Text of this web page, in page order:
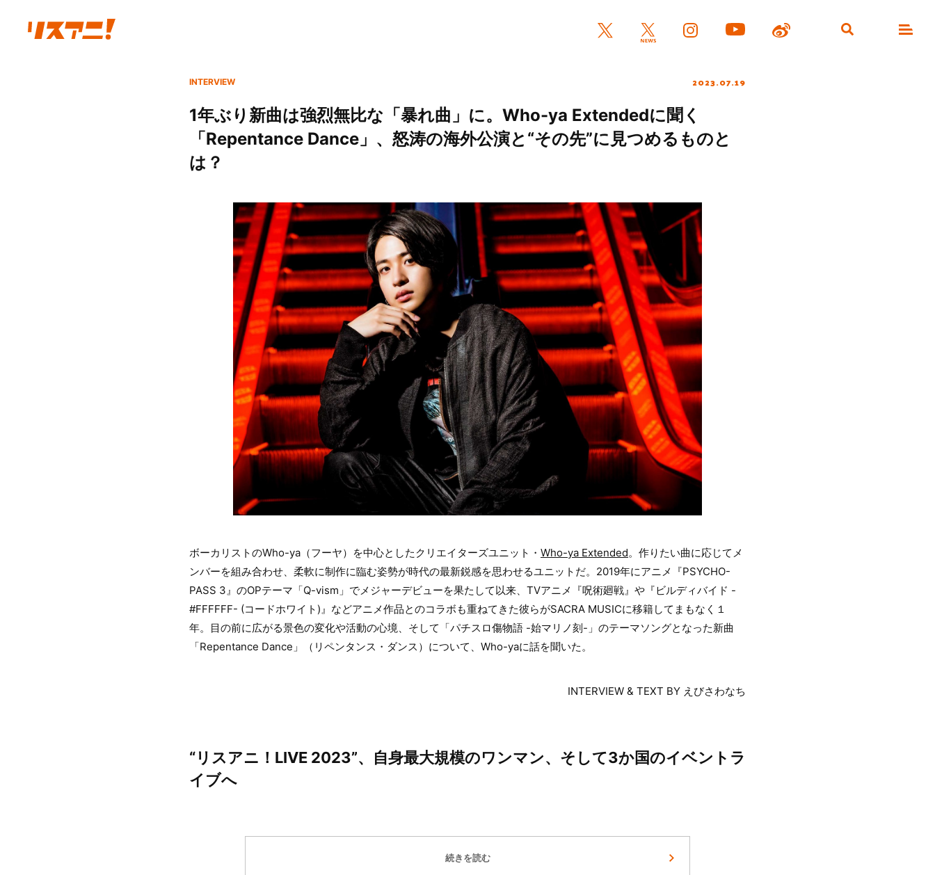
INTERVIEW 2023.07.19
1年ぶり新曲は強烈無比な「暴れ曲」に。Who-ya Extendedに聞く
「Repentance Dance」、怒涛の海外公演と“その先”に見つめるものと
は？
ボーカリストのWho-ya（フーヤ）を中心としたクリエイターズユニット・ Who-ya Extended。作りたい曲に応じてメ
ンバーを組み合わせ、柔軟に制作に臨む姿勢が時代の最新鋭感を思わせるユニットだ。2019年にアニメ『PSYCHO-
PASS 3』のOPテーマ「Q-vism」でメジャーデビューを果たして以来、TVアニメ『呪術廻戦』や『ビルディバイド -
#FFFFFF- (コードホワイト)』などアニメ作品とのコラボも重ねてきた彼らがSACRA MUSICに移籍してまもなく１
年。目の前に広がる景色の変化や活動の心境、そして「パチスロ傷物語 -始マリノ刻-」のテーマソングとなった新曲
「Repentance Dance」（リペンタンス・ダンス）について、Who-yaに話を聞いた。
INTERVIEW & TEXT BY えびさわなち
“リスアニ！LIVE 2023”、自身最大規模のワンマン、そして3か国のイベントラ
イブへ
続きを読む